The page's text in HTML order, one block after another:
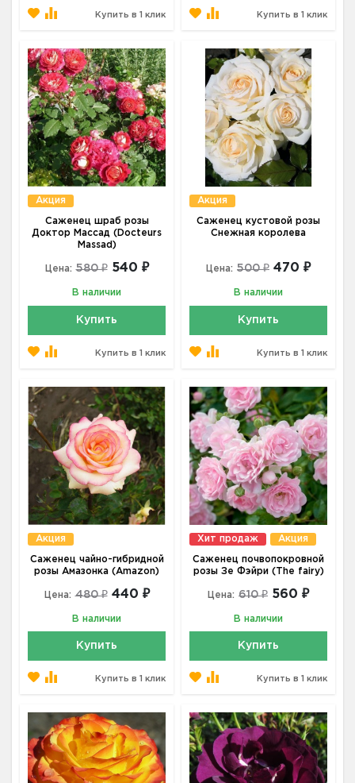
Купить в 1 клик Купить в 1 клик
Акция
Саженец шраб розы
Доктор Массад (Docteurs
Massad)
Цена: 580 ₽ 540 ₽
В наличии
Купить
Купить в 1 клик
Акция
Саженец кустовой розы
Снежная королева
Цена: 500 ₽ 470 ₽
В наличии
Купить
Купить в 1 клик
Акция
Саженец чайно-гибридной
розы Амазонка (Amazon)
Цена: 480 ₽ 440 ₽
В наличии
Купить
Купить в 1 клик
Хит продаж Акция
Саженец почвопокровной
розы Зе Фэйри (The fairy)
Цена: 610 ₽ 560 ₽
В наличии
Купить
Купить в 1 клик